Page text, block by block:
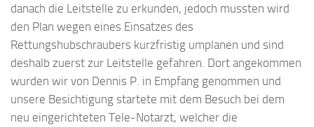
danach die Leitstelle zu erkunden, jedoch mussten wird
den Plan wegen eines Einsatzes des
Rettungshubschraubers kurzfristig umplanen und sind
deshalb zuerst zur Leitstelle gefahren. Dort angekommen
wurden wir von Dennis P. in Empfang genommen und
unsere Besichtigung startete mit dem Besuch bei dem
neu eingerichteten Tele-Notarzt, welcher die